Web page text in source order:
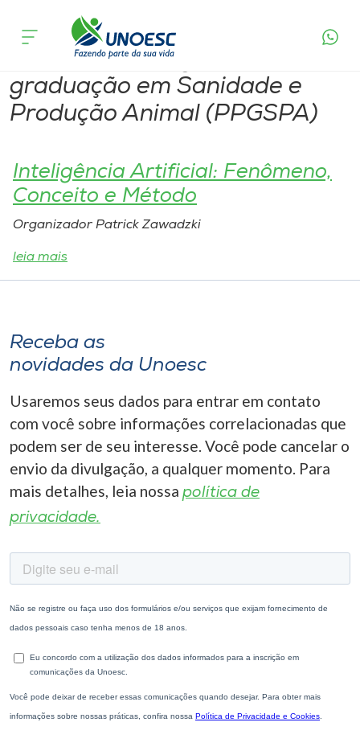
Cursos
Onde estamos
Atendimento ao Estudante
Portal de Ensino
A
Internacionalização
I.nova
Diplomados
Cultura
Biblioteca
Editora
Programas de Mestrado ou
Doutorado:Programa de Pós-
graduação em Sanidade e
Produção Animal (PPGSPA)
Inteligência Artificial: Fenômeno,
Conceito e Método
Organizador Patrick Zawadzki
leia mais
Receba as
novidades da Unoesc
Usaremos seus dados para entrar em contato
com você sobre informações correlacionadas que
podem ser de seu interesse. Você pode cancelar o
envio da divulgação, a qualquer momento. Para
mais detalhes, leia nossa política de
privacidade.